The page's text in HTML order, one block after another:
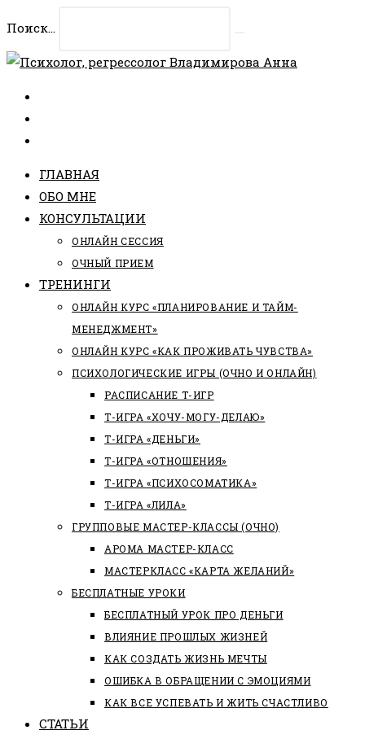
содержимому
Поиск...
ГЛАВНАЯ
ОБО МНЕ
КОНСУЛЬТАЦИИ
ОНЛАЙН СЕССИЯ
ОЧНЫЙ ПРИЕМ
ТРЕНИНГИ
ОНЛАЙН КУРС «ПЛАНИРОВАНИЕ И ТАЙМ-
МЕНЕДЖМЕНТ»
ОНЛАЙН КУРС «КАК ПРОЖИВАТЬ ЧУВСТВА»
ПСИХОЛОГИЧЕСКИЕ ИГРЫ (ОЧНО И ОНЛАЙН)
РАСПИСАНИЕ Т-ИГР
Т-ИГРА «ХОЧУ-МОГУ-ДЕЛАЮ»
Т-ИГРА «ДЕНЬГИ»
Т-ИГРА «ОТНОШЕНИЯ»
Т-ИГРА «ПСИХОСОМАТИКА»
Т-ИГРА «ЛИЛА»
ГРУППОВЫЕ МАСТЕР-КЛАССЫ (ОЧНО)
АРОМА МАСТЕР-КЛАСС
МАСТЕРКЛАСС «КАРТА ЖЕЛАНИЙ»
БЕСПЛАТНЫЕ УРОКИ
БЕСПЛАТНЫЙ УРОК ПРО ДЕНЬГИ
ВЛИЯНИЕ ПРОШЛЫХ ЖИЗНЕЙ
КАК СОЗДАТЬ ЖИЗНЬ МЕЧТЫ
ОШИБКА В ОБРАЩЕНИИ С ЭМОЦИЯМИ
КАК ВСЕ УСПЕВАТЬ И ЖИТЬ СЧАСТЛИВО
СТАТЬИ